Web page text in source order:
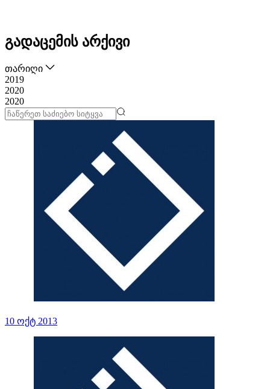
გადაცემის არქივი
თარიღი
2019
2020
2020
10 ოქტ 2013